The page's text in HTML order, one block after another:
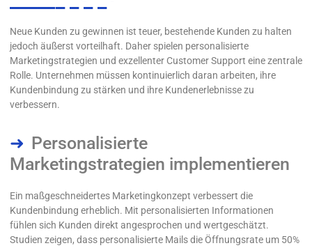
Neue Kunden zu gewinnen ist teuer, bestehende Kunden zu halten
jedoch äußerst vorteilhaft. Daher spielen personalisierte
Marketingstrategien und exzellenter Customer Support eine zentrale
Rolle. Unternehmen müssen kontinuierlich daran arbeiten, ihre
Kundenbindung zu stärken und ihre Kundenerlebnisse zu
verbessern.
Personalisierte
Marketingstrategien implementieren
Ein maßgeschneidertes Marketingkonzept verbessert die
Kundenbindung erheblich. Mit personalisierten Informationen
fühlen sich Kunden direkt angesprochen und wertgeschätzt.
Studien zeigen, dass personalisierte Mails die Öffnungsrate um 50%